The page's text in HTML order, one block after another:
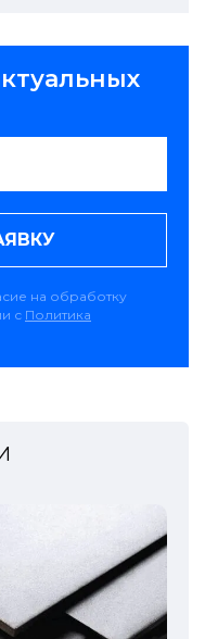
на обработку
с Политика